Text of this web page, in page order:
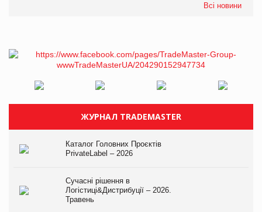
Всі новини
ЖУРНАЛ TRADEMASTER
Каталог Головних Проєктів
PrivateLabel – 2026
Сучасні рішення в
Логістиці&Дистрибуції – 2026.
Травень